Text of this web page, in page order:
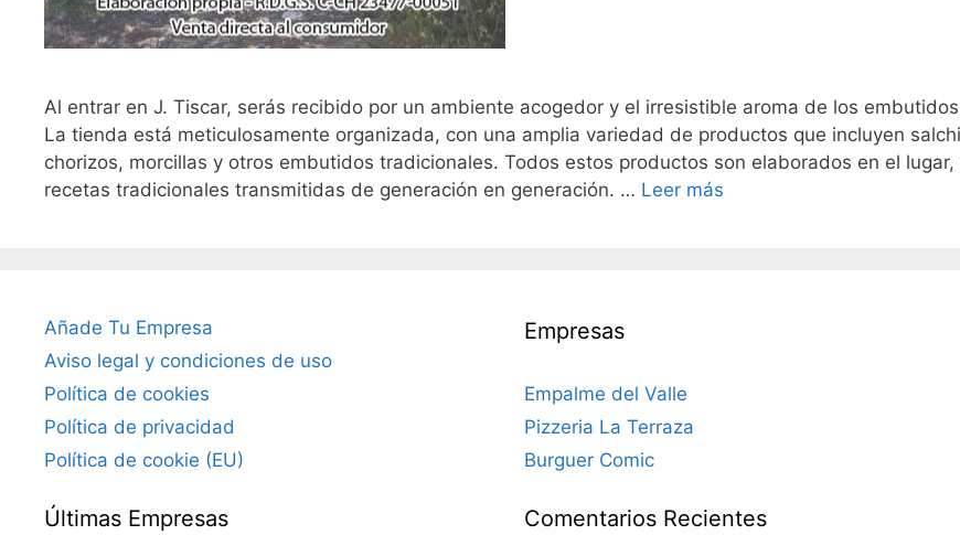
Al entrar en J. Tiscar, serás recibido por un ambiente acogedor y el irresistible aroma de los
La tienda está meticulosamente organizada, con una amplia variedad de productos que incluyen
chorizos, morcillas y otros embutidos tradicionales. Todos estos productos son elaborados en el
recetas tradicionales transmitidas de generación en generación. … Leer más
Añade Tu Empresa
Aviso legal y condiciones de uso
Política de cookies
Política de privacidad
Política de cookie (EU)
Últimas Empresas
Empresas
Empalme del Valle
Pizzeria La Terraza
Burguer Comic
Comentarios Recientes